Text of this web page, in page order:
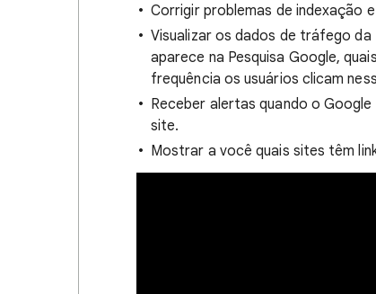
Corrigir problemas de indexação
Visualizar os dados de tráfego da
aparece na Pesquisa Google,
frequência os usuários clicam
Receber alertas quando o
site.
Mostrar a você quais sites têm